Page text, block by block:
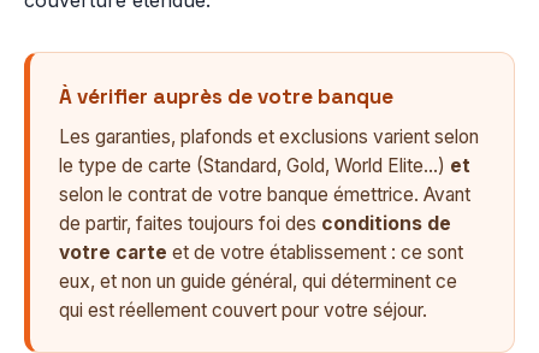
À vérifier auprès de votre banque
Les garanties, plafonds et exclusions varient selon
le type de carte (Standard, Gold, World Elite…) et
selon le contrat de votre banque émettrice. Avant
de partir, faites toujours foi des conditions de
votre carte et de votre établissement : ce sont
eux, et non un guide général, qui déterminent ce
qui est réellement couvert pour votre séjour.